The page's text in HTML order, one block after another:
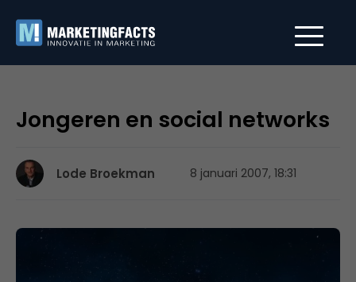
Jongeren en social networks
Lode Broekman 8 januari 2007, 18:31